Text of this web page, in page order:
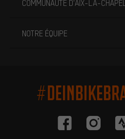
COMMUNAUTÉ D'AIX-LA-
NOTRE ÉQUIPE